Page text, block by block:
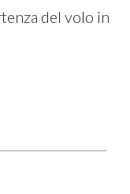
del volo in